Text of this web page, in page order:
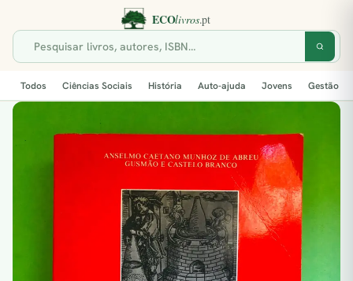
Todos Ciências Sociais História Auto-ajuda Jovens Gestão